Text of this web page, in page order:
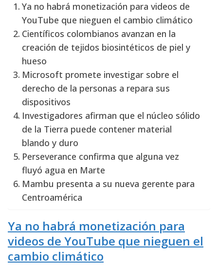
Ya no habrá monetización para videos de
YouTube que nieguen el cambio climático
Científicos colombianos avanzan en la
creación de tejidos biosintéticos de piel y
hueso
Microsoft promete investigar sobre el
derecho de la personas a repara sus
dispositivos
Investigadores afirman que el núcleo sólido
de la Tierra puede contener material
blando y duro
Perseverance confirma que alguna vez
fluyó agua en Marte
Mambu presenta a su nueva gerente para
Centroamérica
Ya no habrá monetización para
videos de YouTube que nieguen el
cambio climático